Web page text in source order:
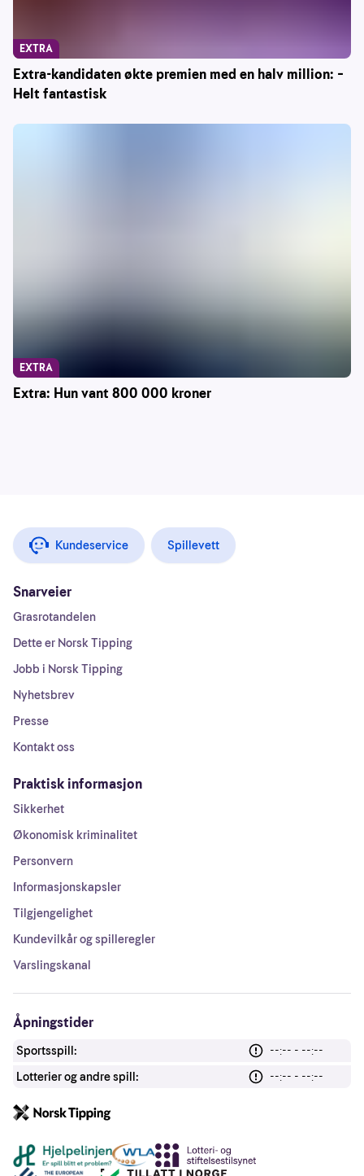
Extra-kandidaten økte premien med en halv million: –
Helt fantastisk
EXTRA
Extra: Hun vant 800 000 kroner
EXTRA
Kundeservice Spillevett
Snarveier
Grasrotandelen
Dette er Norsk Tipping
Jobb i Norsk Tipping
Nyhetsbrev
Presse
Kontakt oss
Praktisk informasjon
Sikkerhet
Økonomisk kriminalitet
Personvern
Informasjonskapsler
Tilgjengelighet
Kundevilkår og spilleregler
Varslingskanal
Åpningstider
Sportsspill:
--:-- - --:--
Lotterier og andre spill:
--:-- - --:--
Andre lenker